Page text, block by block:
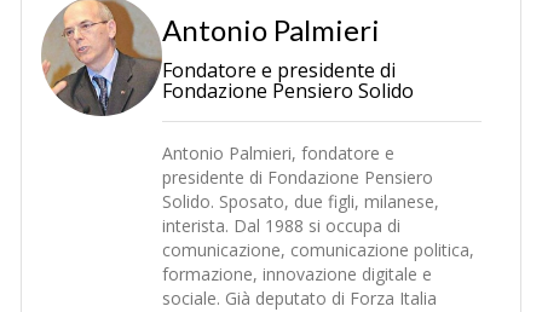
Antonio Palmieri
Fondatore e presidente di
Fondazione Pensiero Solido
Antonio Palmieri, fondatore e
presidente di Fondazione Pensiero
Solido. Sposato, due figli, milanese,
interista. Dal 1988 si occupa di
comunicazione, comunicazione politica,
formazione, innovazione digitale e
sociale. Già deputato di Forza Italia